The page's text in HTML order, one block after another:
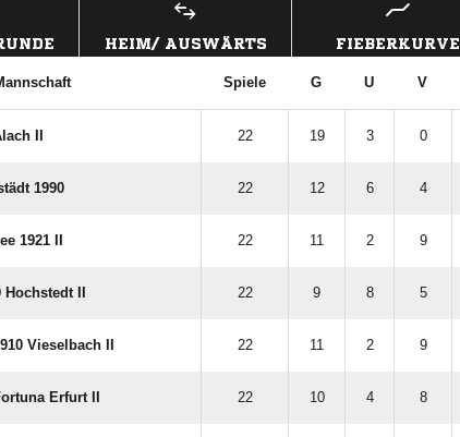
HEIM/ AUSWÄRTS FIEBERKURVE
Spiele G U V
II 22 19 3 0
1990 22 12 6 4
1921 II 22 11 2 9
II 22 9 8 5
Vieselbach II 22 11 2 9
Erfurt II 22 10 4 8